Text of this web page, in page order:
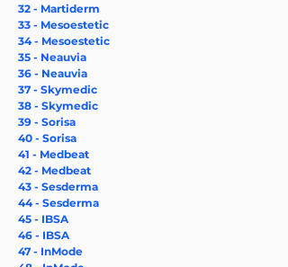
32 - Martiderm
33 - Mesoestetic
34 - Mesoestetic
35 - Neauvia
36 - Neauvia
37 - Skymedic
38 - Skymedic
39 - Sorisa
40 - Sorisa
41 - Medbeat
42 - Medbeat
43 - Sesderma
44 - Sesderma
45 - IBSA
46 - IBSA
47 - InMode